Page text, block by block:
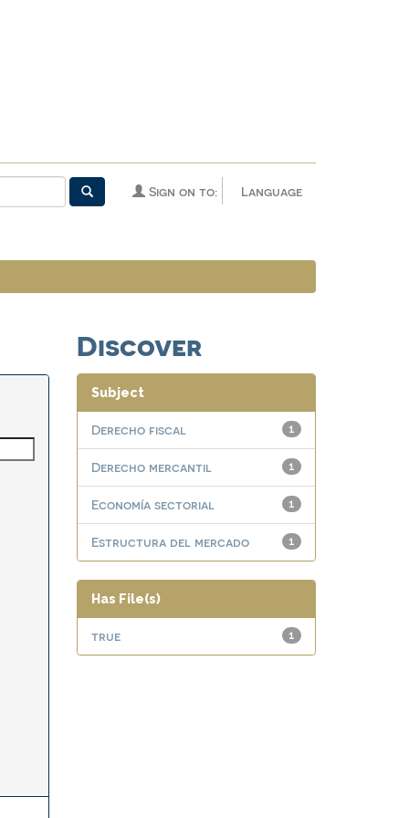
Language
Sign on to:
Discover
Subject
1
Derecho fiscal
1
Derecho mercantil
1
Economía sectorial
1
Estructura del mercado
Has File(s)
1
true